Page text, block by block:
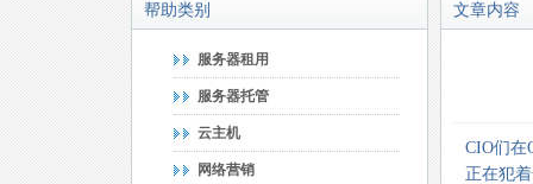
帮助类别
服务器租用
服务器托管
云主机
网络营销
文章内容
CIO们在
正在犯